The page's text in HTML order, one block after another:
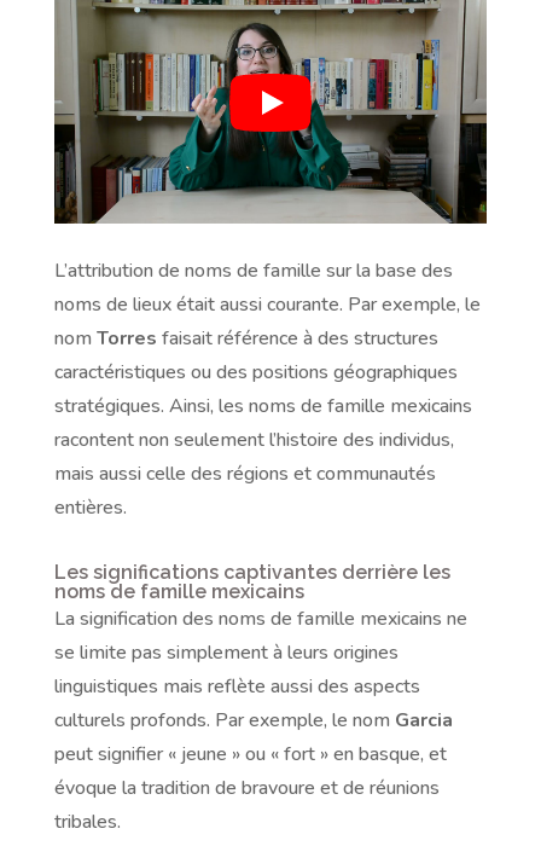
L’attribution de noms de famille sur la base des
noms de lieux était aussi courante. Par exemple, le
nom Torres faisait référence à des structures
caractéristiques ou des positions géographiques
stratégiques. Ainsi, les noms de famille mexicains
racontent non seulement l’histoire des individus,
mais aussi celle des régions et communautés
entières.
Les significations captivantes derrière les
noms de famille mexicains
La signification des noms de famille mexicains ne
se limite pas simplement à leurs origines
linguistiques mais reflète aussi des aspects
culturels profonds. Par exemple, le nom Garcia
peut signifier « jeune » ou « fort » en basque, et
évoque la tradition de bravoure et de réunions
tribales.